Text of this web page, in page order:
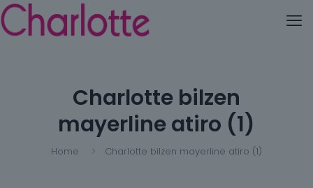
Charlotte bilzen
mayerline atiro (1)
Home Charlotte bilzen mayerline atiro (1)